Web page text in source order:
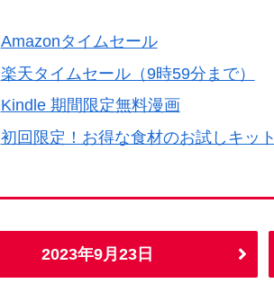
Amazonタイムセール
楽天タイムセール（9時59分まで）
Kindle 期間限定無料漫画
初回限定！お得な食材のお試しキット
2023年9月23日